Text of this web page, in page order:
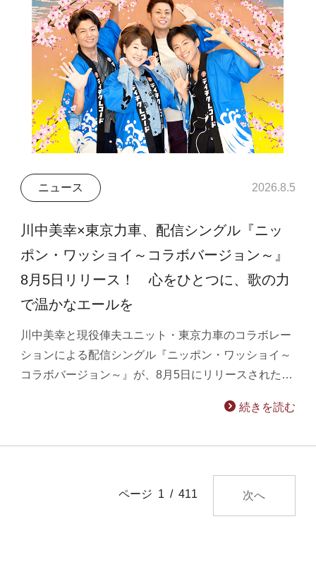
ニュース 2026.8.5
川中美幸×東京力車、配信シングル『ニッ
ポン・ワッショイ～コラボバージョン～』
8月5日リリース！ 心をひとつに、歌の力
で温かなエールを
川中美幸と現役俥夫ユニット・東京力車のコラボレー
ションによる配信シングル『ニッポン・ワッショイ～
コラボバージョン～』が、8月5日にリリースされた…
続きを読む
ページ 1 / 411 次へ